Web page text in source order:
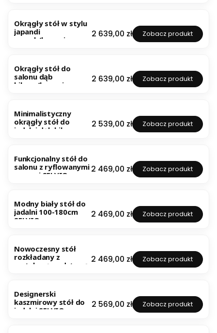
Okrągły stół w stylu
japandi
orzech/kaszmir
Cena
2 639,00 zł Zobacz produkt
Okrągły stół do
salonu dąb
hikora/kaszmir
Cena
2 639,00 zł Zobacz produkt
Minimalistyczny
okrągły stół do
jadalni dąb hikora
Cena
2 539,00 zł Zobacz produkt
Funkcjonalny stół do
salonu z ryflowanymi
nogami SELVIO
Cena
2 469,00 zł Zobacz produkt
Modny biały stół do
jadalni 100-180cm
SELVIO
Cena
2 469,00 zł Zobacz produkt
Nowoczesny stół
rozkładany z
metalową podstawą
Cena
2 469,00 zł Zobacz produkt
Designerski
kaszmirowy stół do
jadalni SELVIO
Cena
2 569,00 zł Zobacz produkt